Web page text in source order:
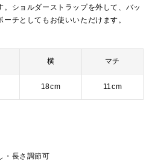
ショルダーストラップを外して、バッ
チとしてもお使いいただけます。
横 マチ
18cm 11cm
・長さ調節可